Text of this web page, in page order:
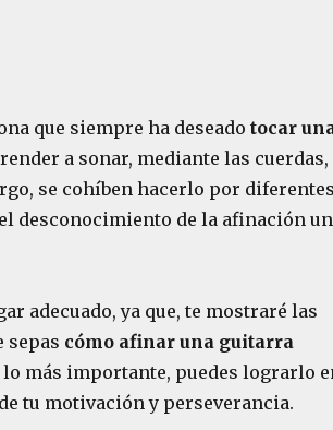
que siempre ha deseado tocar
a sonar, mediante las cuerdas,
se cohíben hacerlo por
desconocimiento de la afinación
adecuado, ya que, te mostraré las
sepas cómo afinar una guitarra
más importante, puedes lograrlo
tu motivación y perseverancia.